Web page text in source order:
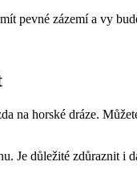
pevné zázemí a vy
horské dráze.
Je důležité zdůraznit